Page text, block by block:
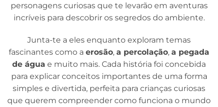
personagens curiosas que te levarão em aventuras
incríveis para descobrir os segredos do ambiente.
Junta-te a eles enquanto exploram temas
fascinantes como a erosão, a percolação, a pegada
de água e muito mais. Cada história foi concebida
para explicar conceitos importantes de uma forma
simples e divertida, perfeita para crianças curiosas
que querem compreender como funciona o mundo